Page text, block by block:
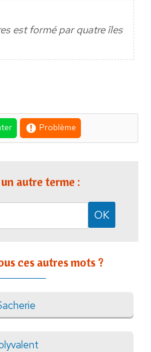
est formé par quatre îles
Problème
autre terme :
ces autres mots ?